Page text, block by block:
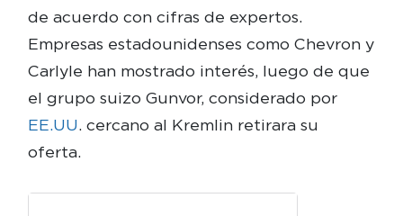
de acuerdo con cifras de expertos.
Empresas estadounidenses como Chevron y
Carlyle han mostrado interés, luego de que
el grupo suizo Gunvor, considerado por
EE.UU. cercano al Kremlin retirara su
oferta.